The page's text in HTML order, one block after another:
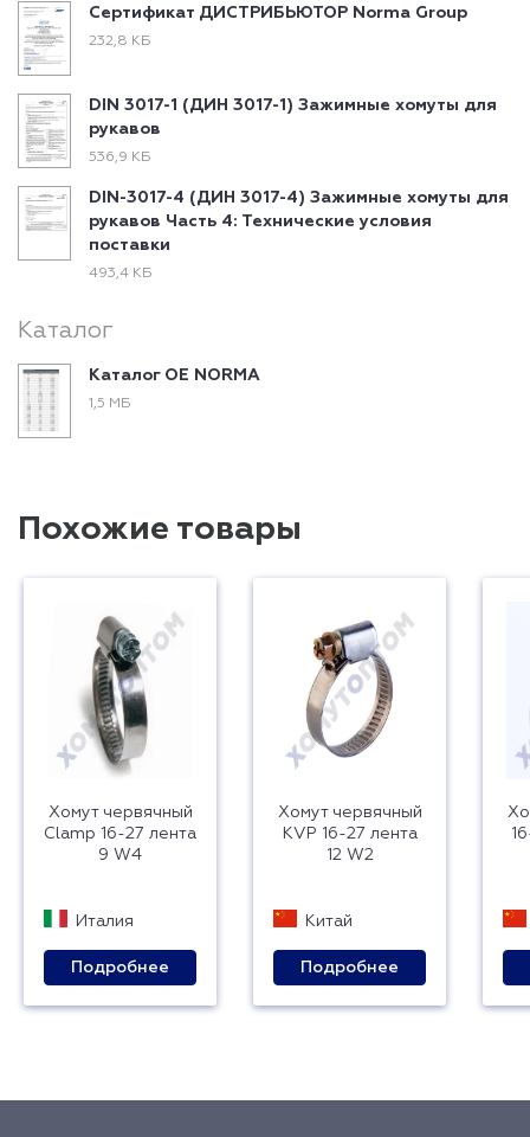
Сертификат ДИСТРИБЬЮТОР Norma Group
232,8 КБ
DIN 3017-1 (ДИН 3017-1) Зажимные хомуты для
рукавов
536,9 КБ
DIN-3017-4 (ДИН 3017-4) Зажимные хомуты для
рукавов Часть 4: Технические условия
поставки
493,4 КБ
Каталог
Каталог ОЕ NORMA
1,5 МБ
Похожие товары
Хомут червячный
Clamp 16-27 лента
9 W4
Италия
Подробнее
Хомут червячный
KVP 16-27 лента
12 W2
Китай
Подробнее